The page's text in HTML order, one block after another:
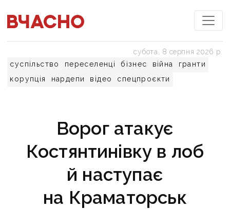
суспільство переселенці бізнес війна
гранти
корупція
нардепи відео спецпроєкти
субота, 8 серпня 2026 р.
Ворог атакує
Костянтинівку в лоб
й наступає
на Краматорськ